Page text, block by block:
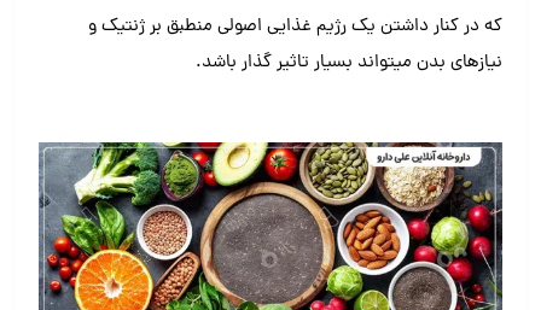
که در کنار داشتن یک رژیم غذایی اصولی منطبق بر ژنتیک و
نیازهای بدن میتواند بسیار تاثیر گذار باشد.